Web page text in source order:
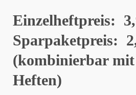
Einzelheftpreis:
Sparpaketpreis:
(kombinierbar mit
Heften)